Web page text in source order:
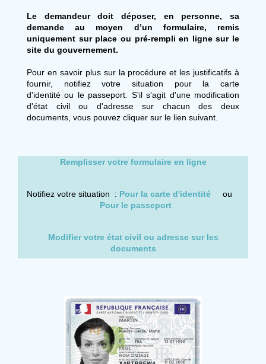
Le demandeur doit déposer, en personne, sa
demande au moyen d’un formulaire, remis
uniquement sur place ou pré-rempli en ligne sur le
site du gouvernement.
Pour en savoir plus sur la procédure et les justificatifs à
fournir, notifiez votre situation pour la carte
d'identité ou le passeport
S'il s'agit d'une modification
d'état civil ou d'adresse sur chacun des deux
documents, vous pouvez cliquer sur le lien suivant.
Remplisser votre formulaire en ligne
Notifiez votre situation : Pour la carte d'identité
ou
Pour le passeport
Modifier votre état civil ou adresse sur les
documents